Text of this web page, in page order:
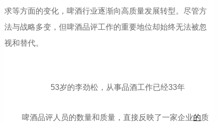
求等方面的变化，啤酒行业逐渐向高质量发展转型。尽管方
法与战略多变，但啤酒品评工作的重要地位却始终无法被忽
视和替代。
53岁的李劲松，从事品酒工作已经33年
啤酒品评人员的数量和质量，直接反映了一家企业的质